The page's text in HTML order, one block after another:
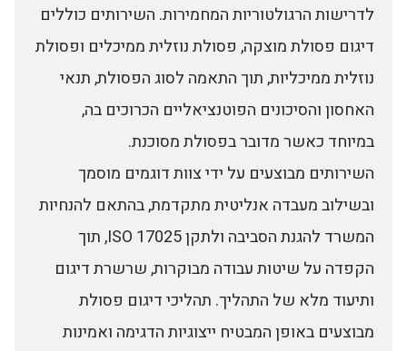
לדרישות הרגולטוריות המחמירות. השירותים כוללים
דיגום פסולת מוצקה, פסולת נוזלית ממיכלים ופסולת
נוזלית ממיכליות, תוך התאמה לסוג הפסולת, תנאי
האחסון והסיכונים הפוטנציאליים הכרוכים בה,
במיוחד כאשר מדובר בפסולת מסוכנת.
השירותים מבוצעים על ידי צוות דוגמים מוסמך
ובשילוב מעבדה אנליטית מתקדמת, בהתאם להנחיות
המשרד להגנת הסביבה ולתקן ISO 17025, תוך
הקפדה על שיטות עבודה מבוקרות, שרשרת דיגום
ותיעוד מלא של התהליך. תהליכי דיגום פסולת
מבוצעים באופן המבטיח ייצוגיות הדגימה ואמינות